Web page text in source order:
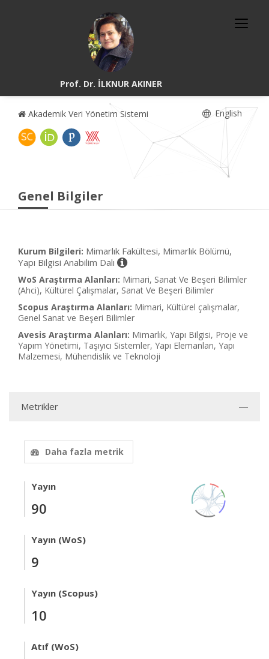
Prof. Dr. İLKNUR AKINER
Akademik Veri Yönetim Sistemi English
Genel Bilgiler
Kurum Bilgileri: Mimarlık Fakültesi, Mimarlık Bölümü,
Yapı Bilgisi Anabilim Dalı
WoS Araştırma Alanları: Mimari, Sanat Ve Beşeri Bilimler
(Ahci), Kültürel Çalışmalar, Sanat Ve Beşeri Bilimler
Scopus Araştırma Alanları: Mimari, Kültürel çalışmalar,
Genel Sanat ve Beşeri Bilimler
Avesis Araştırma Alanları: Mimarlık, Yapı Bilgisi, Proje ve
Yapım Yönetimi, Taşıyıcı Sistemler, Yapı Elemanları, Yapı
Malzemesi, Mühendislik ve Teknoloji
Metrikler
Daha fazla metrik
Yayın
90
Yayın (WoS)
9
Yayın (Scopus)
10
Atıf (WoS)